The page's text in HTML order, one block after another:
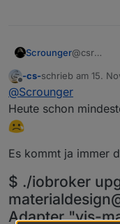
Scrounger@csr
installier
Offline
-cs-schrieb am 15.
zuletzt editiert
@Scrounger
Heute schon
Es kommt ja immer
$ ./iobroker
Adapter "vis-